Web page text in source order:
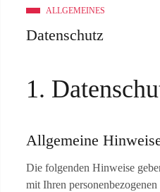
ALLGEMEINES
Datenschutz
1.
Allgemeine
Die folgenden Hinweise
mit Ihren